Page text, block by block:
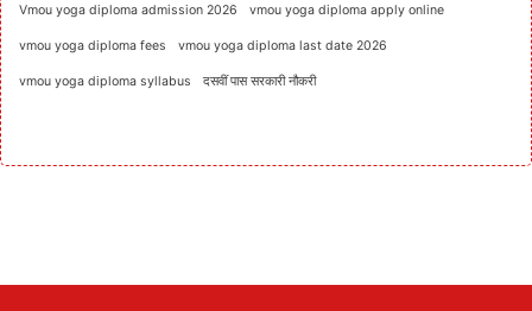
Vmou yoga diploma admission 2026 vmou yoga diploma apply online
vmou yoga diploma fees vmou yoga diploma last date 2026
vmou yoga diploma syllabus दसवीं पास सरकारी नौकरी